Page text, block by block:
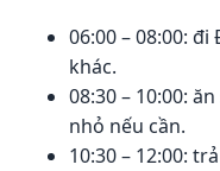
06:00 – 08:00:
khác.
08:30 – 10:00:
nhỏ nếu cần.
10:30 – 12:00: